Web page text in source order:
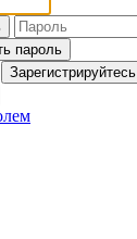
пароль
Зарегистрируйтесь